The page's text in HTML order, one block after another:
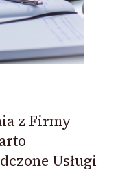
z Firmy
Usługi